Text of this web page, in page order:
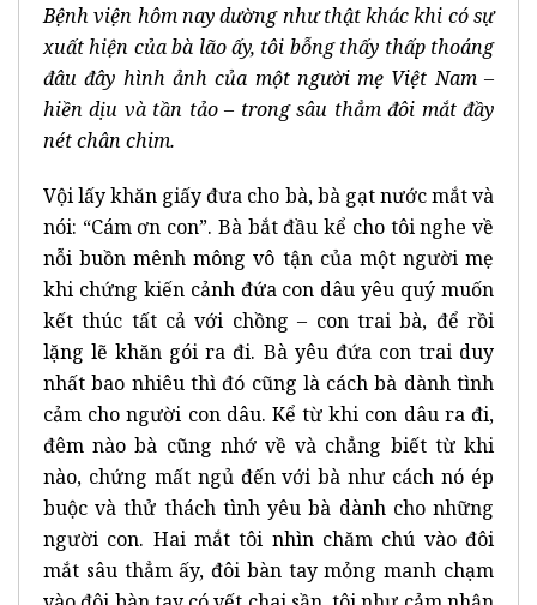
Bệnh viện hôm nay dường như thật khác khi có sự
xuất hiện của bà lão ấy, tôi bỗng thấy thấp thoáng
đâu đây hình ảnh của một người mẹ Việt Nam –
hiền dịu và tần tảo – trong sâu thẳm đôi mắt đầy
nét chân chim.
Vội lấy khăn giấy đưa cho bà, bà gạt nước mắt và
nói: “Cám ơn con”. Bà bắt đầu kể cho tôi nghe về
nỗi buồn mênh mông vô tận của một người mẹ
khi chứng kiến cảnh đứa con dâu yêu quý muốn
kết thúc tất cả với chồng – con trai bà, để rồi
lặng lẽ khăn gói ra đi. Bà yêu đứa con trai duy
nhất bao nhiêu thì đó cũng là cách bà dành tình
cảm cho người con dâu. Kể từ khi con dâu ra đi,
đêm nào bà cũng nhớ về và chẳng biết từ khi
nào, chứng mất ngủ đến với bà như cách nó ép
buộc và thử thách tình yêu bà dành cho những
người con. Hai mắt tôi nhìn chăm chú vào đôi
mắt sâu thẳm ấy, đôi bàn tay mỏng manh chạm